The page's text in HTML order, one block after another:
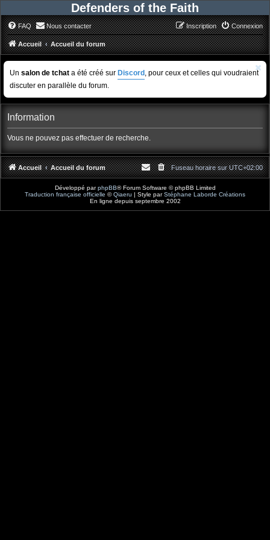
Defenders of the Faith
FAQ Nous contacter Connexion
Inscription
Accueil Accueil du forum
Un salon de tchat a été créé sur Discord , pour ceux et celles qui voudraient
discuter en parallèle du forum.
Information
Vous ne pouvez pas effectuer de recherche.
Accueil Accueil du forum Fuseau horaire surUTC+02:00
Développé parphpBB® Forum Software © phpBB Limited
Traduction française officielle ©Qiaeru | Style parStéphane Laborde Créations
En ligne depuis septembre 2002